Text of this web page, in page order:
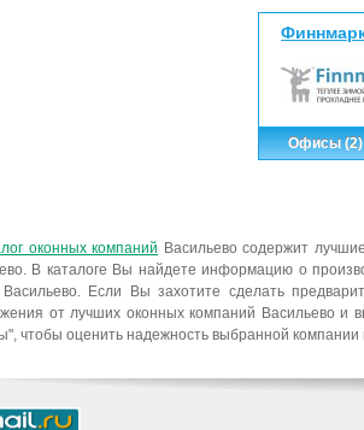
Офисы (2)
оконных компаний Васильево содержит
В каталоге Вы найдете информацию о
Если Вы захотите сделать
от лучших оконных компаний Васильево и
чтобы оценить надежность выбранной компании